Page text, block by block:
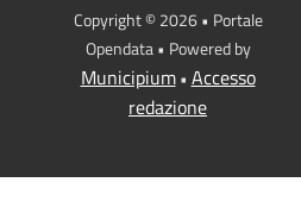
Copyright © 2026 • Portale
Opendata • Powered by
Municipium• Accesso
redazione